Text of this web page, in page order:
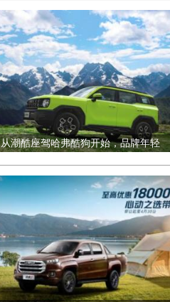
从潮酷座驾哈弗酷狗开始，品牌年轻